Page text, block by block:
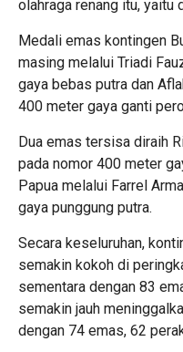
olahraga renang itu, yaitu
Medali emas kontingen
masing melalui Triadi
gaya bebas putra dan
400 meter gaya ganti
Dua emas tersisa diraih
pada nomor 400 meter
Papua melalui Farrel
gaya punggung putra.
Secara keseluruhan,
semakin kokoh di
sementara dengan 83
semakin jauh
dengan 74 emas, 62